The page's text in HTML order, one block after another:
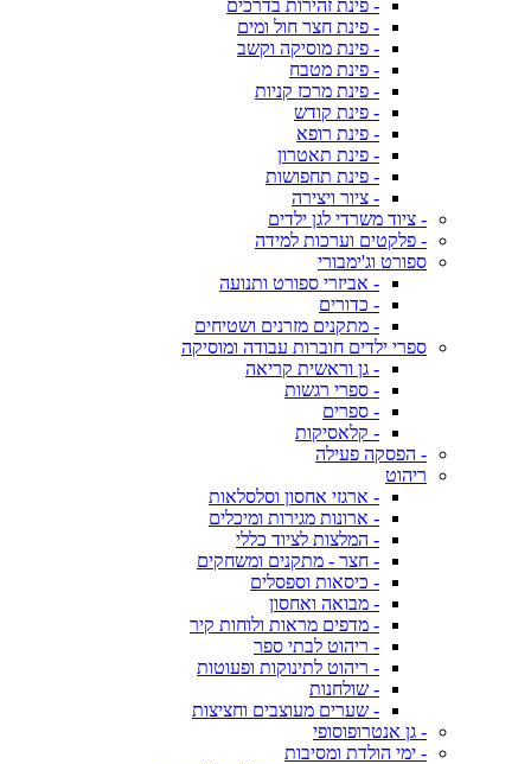
- פינת זהירות בדרכים
- פינת חצר חול ומים
- פינת מוסיקה וקשב
- פינת מטבח
- פינת מרכז קניות
- פינת קודש
- פינת רופא
- פינת תאטרון
- פינת תחפושות
- ציור ויצירה
- ציוד משרדי לגן ילדים
- פלקטים וערכות למידה
ספורט וג'ימבורי
- אביזרי ספורט ותנועה
- כדורים
- מתקנים מזרנים ושטיחים
ספרי ילדים חוברות עבודה ומוסיקה
- גן וראשית קריאה
- ספרי רגשות
- ספרים
- קלאסיקות
- הפסקה פעילה
ריהוט
- ארגזי אחסון וסלסלאות
- ארונות מגירות ומיכלים
- המלצות לציוד כללי
- חצר - מתקנים ומשחקים
- כיסאות וספסלים
- מבואה ואחסון
- מדפים מראות ולוחות קיר
- ריהוט לבתי ספר
- ריהוט לתינוקות ופעוטות
- שולחנות
- שערים מעוצבים וחציצות
- גן אנטרופוסופי
- ימי הולדת ומסיבות